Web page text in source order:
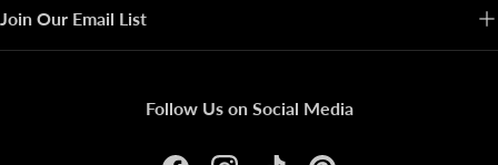
Join Our Email List
Follow Us on Social Media